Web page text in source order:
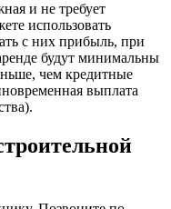
и не требует
использовать
с них прибыль, при
будут минимальны
чем кредитные
выплата